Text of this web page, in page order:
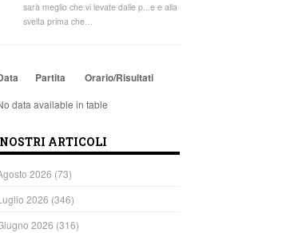
sarà meglio che vi levate dalle p...e e alla
svelta prima che…
Partita Orario/Risultati
data available in table
ARTICOLI
2026 (73)
2026 (346)
2026 (316)